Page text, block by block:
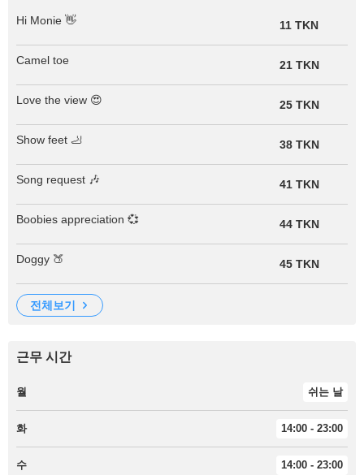
Hi Monie 👋 11 TKN
Camel toe 21 TKN
Love the view 😍 25 TKN
Show feet 🦶 38 TKN
Song request 🎶 41 TKN
Boobies appreciation 💞 44 TKN
Doggy 🍑 45 TKN
전체보기
근무 시간
월 쉬는 날
화 14:00 - 23:00
수 14:00 - 23:00